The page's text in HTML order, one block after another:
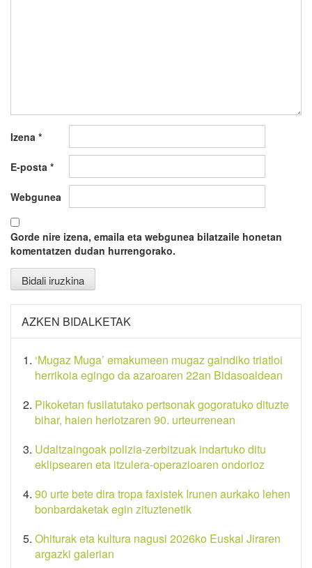
Izena *
E-posta *
Webgunea
Gorde nire izena, emaila eta webgunea bilatzaile honetan
komentatzen dudan hurrengorako.
AZKEN BIDALKETAK
‘Mugaz Muga’ emakumeen mugaz gaindiko triatloi
herrikoia egingo da azaroaren 22an Bidasoaldean
Pikoketan fusilatutako pertsonak gogoratuko dituzte
bihar, haien heriotzaren 90. urteurrenean
Udaltzaingoak polizia-zerbitzuak indartuko ditu
eklipsearen eta itzulera-operazioaren ondorioz
90 urte bete dira tropa faxistek Irunen aurkako lehen
bonbardaketak egin zituztenetik
Ohiturak eta kultura nagusi 2026ko Euskal Jiraren
argazki galerian